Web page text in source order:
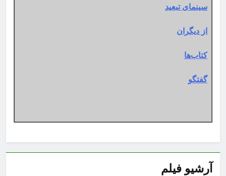
سینمای تبعید
از دیگران
کتاب‌ها
گفتگو
آرشیو فیلم